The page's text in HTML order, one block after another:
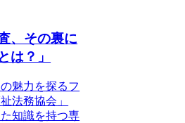
、その裏に
は？」
魅力を探るフ
法務協会」
知識を持つ専